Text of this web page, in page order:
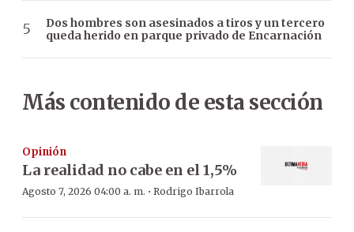
Dos hombres son asesinados a tiros y un tercero
queda herido en parque privado de Encarnación
Más contenido de esta sección
Opinión
La realidad no cabe en el 1,5%
Agosto 7, 2026 04:00 a. m. · Rodrigo Ibarrola